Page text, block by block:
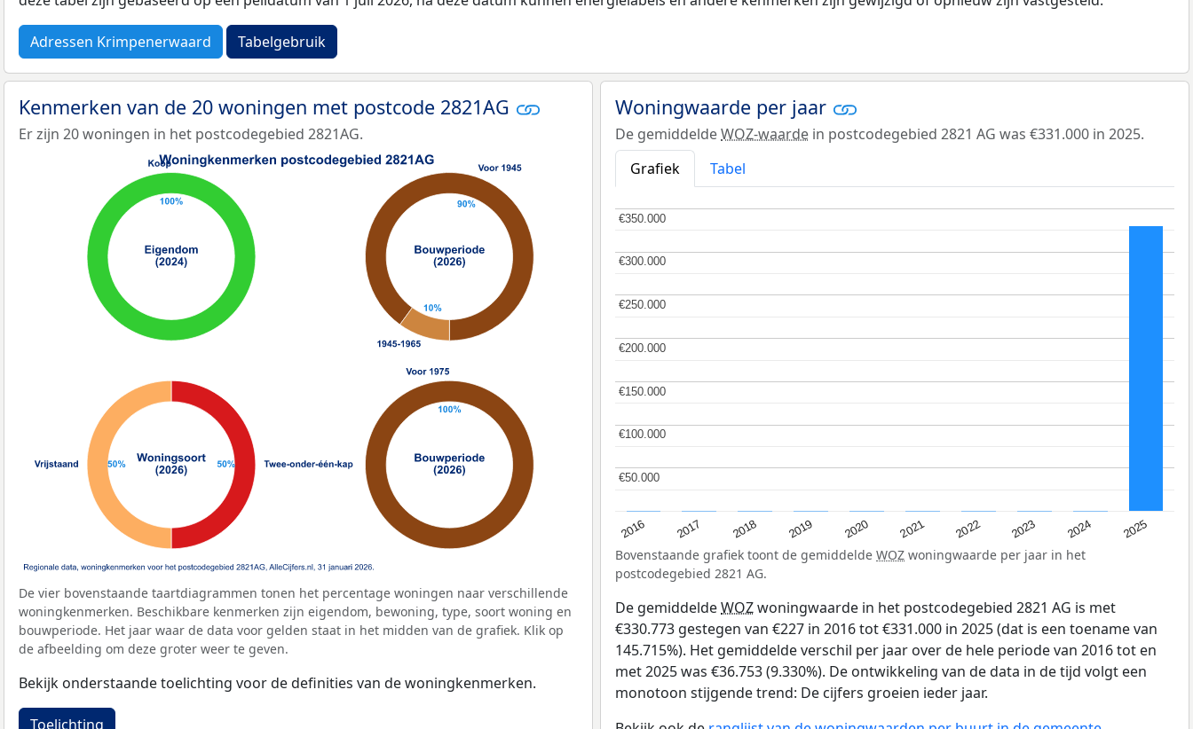
Adressen Krimpenerwaard Tabelgebruik
Kenmerken van de 20 woningen met postcode 2821AG
Er zijn 20 woningen in het postcodegebied 2821AG.
De vier bovenstaande taartdiagrammen tonen het percentage woningen naar verschillende
woningkenmerken. Beschikbare kenmerken zijn eigendom, bewoning, type, soort woning en
bouwperiode. Het jaar waar de data voor gelden staat in het midden van de grafiek. Klik op
de afbeelding om deze groter weer te geven.
Bekijk onderstaande toelichting voor de definities van de woningkenmerken.
Toelichting
Woningwaarde per jaar
De gemiddeldeWOZ-waarde in postcodegebied 2821 AG was €331.000 in 2025.
Grafiek
Tabel
2016 2017 2018 2019 2020 2021 2022 2023 2024 2025
€50.000
€50.000
€100.000
€100.000
€150.000
€150.000
€200.000
€200.000
€250.000
€250.000
€300.000
€300.000
€350.000
€350.000
Bovenstaande grafiek toont de gemiddelde WOZ woningwaarde per jaar in het
postcodegebied 2821 AG.
De gemiddeldeWOZwoningwaarde in het postcodegebied 2821 AG is met
€330.773 gestegen van €227 in 2016 tot €331.000 in 2025 (dat is een toename van
145.715%). Het gemiddelde verschil per jaar over de hele periode van 2016 tot en
met 2025 was €36.753 (9.330%). De ontwikkeling van de data in de tijd volgt een
monotoon stijgende trend: De cijfers groeien ieder jaar.